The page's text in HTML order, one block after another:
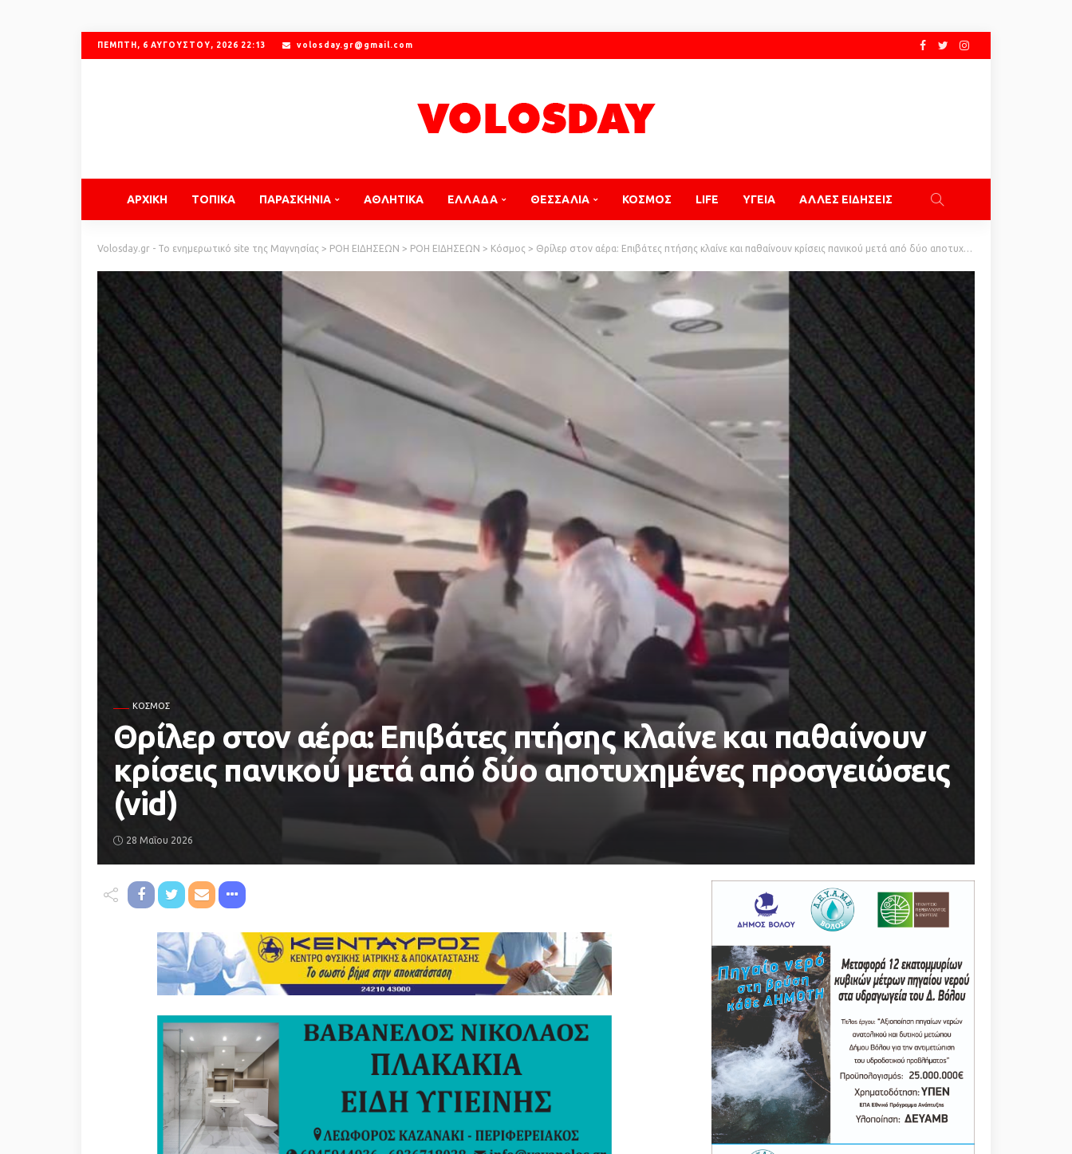
ΠΈΜΠΤΗ, 6 ΑΥΓΟΎΣΤΟΥ, 2026 22:13 volosday.gr@gmail.com
ΑΡΧΙΚΗ ΤΟΠΙΚΑ ΠΑΡΑΣΚΗΝΙΑ ΑΘΛΗΤΙΚΑ ΕΛΛΑΔΑ ΘΕΣΣΑΛΙΑ ΚΟΣΜΟΣ LIFE ΥΓΕΙΑ ΑΛΛΕΣ ΕΙΔΗΣΕΙΣ
Volosday.gr - Το ενημερωτικό site της Μαγνησίας > ΡΟΗ ΕΙΔΗΣΕΩΝ > ΡΟΗ ΕΙΔΗΣΕΩΝ > Κόσμος > Θρίλερ στον αέρα: Επιβάτες πτήσης κλαίνε και παθαίνουν κρίσεις πανικού μετά από δύο αποτυχημένες προσγειώσεις (vid)
ΚΌΣΜΟΣ
Θρίλερ στον αέρα: Επιβάτες πτήσης κλαίνε και παθαίνουν
κρίσεις πανικού μετά από δύο αποτυχημένες προσγειώσεις
(vid)
28 Μαΐου 2026